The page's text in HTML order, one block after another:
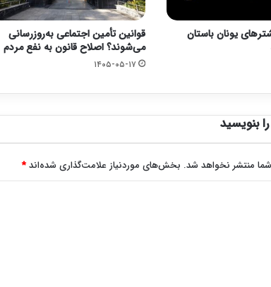
یونان باستان
قوانین تأمین اجتماعی به‌روزرسانی
می‌شوند؟ اصلاح قانون به نفع مردم
۱۴۰۵-۰۵-۱۷
بنویسید
منتشر نخواهد شد. بخش‌های موردنیاز علامت‌گذاری شده‌اند*